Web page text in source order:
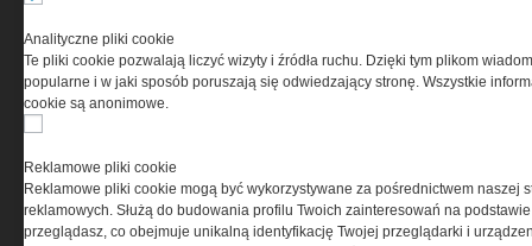
Ta witryna wykorzystuje pliki cookies do przechowywania
informacji na Twoim komputerze. Pliki cookies stosujemy
Analityczne pliki cookie
Te pliki cookie pozwalają liczyć wizyty i źródła ruchu. Dzięki tym plikom
popularne i w jaki sposób poruszają się odwiedzający stronę. Wszystkie
cookie są anonimowe.
Reklamowe pliki cookie
Reklamowe pliki cookie mogą być wykorzystywane za pośrednictwem naszej
reklamowych. Służą do budowania profilu Twoich zainteresowań na
przeglądasz, co obejmuje unikalną identyfikację Twojej przeglądarki i